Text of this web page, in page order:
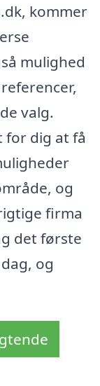
kommer
mulighed
valg.
for dig at få
og
firma
det første
og